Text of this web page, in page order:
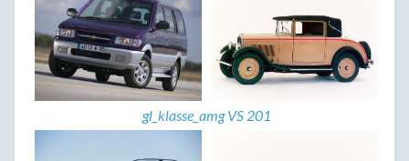
gl_klasse_amg VS 201